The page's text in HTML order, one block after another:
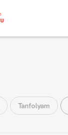
Tanfolyam